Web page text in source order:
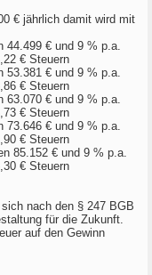
€ jährlich damit wird mit
44.499 € und 9 % p.a.
€ Steuern
53.381 € und 9 % p.a.
€ Steuern
63.070 € und 9 % p.a.
€ Steuern
73.646 € und 9 % p.a.
€ Steuern
85.152 € und 9 % p.a.
€ Steuern
nach den § 247 BGB
für die Zukunft.
auf den Gewinn